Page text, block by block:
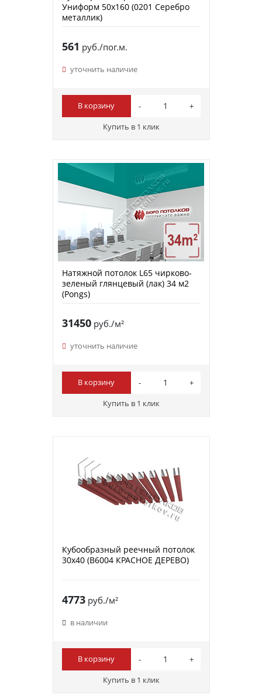
Униформ 50х160 (0201 Серебро
металлик)
561 руб./пог.м.
уточнить наличие
В корзину
Купить в 1 клик
Натяжной потолок L65 чирково-
зеленый глянцевый (лак) 34 м2
(Pongs)
31450руб./м²
уточнить наличие
В корзину
Купить в 1 клик
Кубообразный реечный потолок
30х40 (B6004 КРАСНОЕ ДЕРЕВО)
4773руб./м²
в наличии
В корзину
Купить в 1 клик